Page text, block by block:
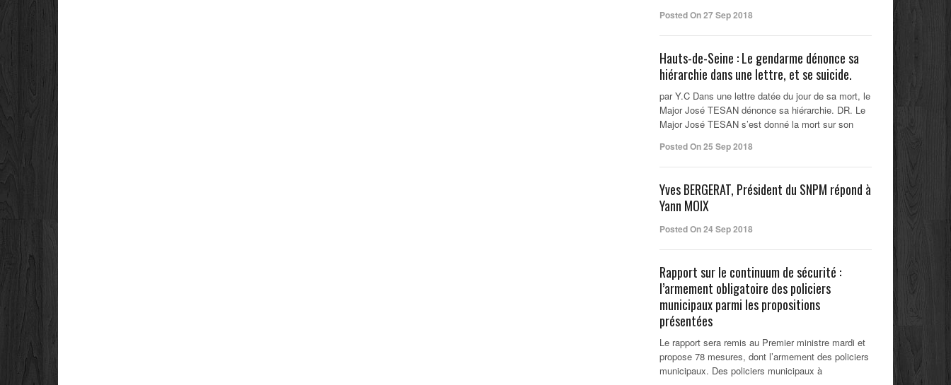
Posted On 27 Sep 2018
Hauts-de-Seine : Le gendarme dénonce sa
hiérarchie dans une lettre, et se suicide.
par Y.C Dans une lettre datée du jour de sa mort, le
Major José TESAN dénonce sa hiérarchie. DR. Le
Major José TESAN s’est donné la mort sur son
Posted On 25 Sep 2018
Yves BERGERAT, Président du SNPM répond à
Yann MOIX
Posted On 24 Sep 2018
Rapport sur le continuum de sécurité :
l’armement obligatoire des policiers
municipaux parmi les propositions
présentées
Le rapport sera remis au Premier ministre mardi et
propose 78 mesures, dont l’armement des policiers
municipaux. Des policiers municipaux à